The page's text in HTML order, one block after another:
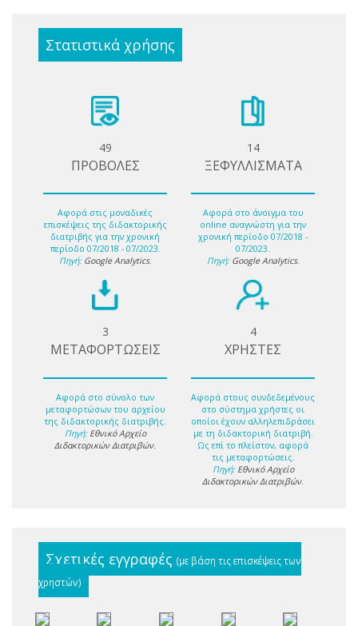
Στατιστικά χρήσης
49
ΠΡΟΒΟΛΕΣ
Αφορά στις μοναδικές
επισκέψεις της διδακτορικής
διατριβής για την χρονική
περίοδο 07/2018 - 07/2023.
Πηγή: Google Analytics.
14
ΞΕΦΥΛΛΙΣΜΑΤΑ
Αφορά στο άνοιγμα του
online αναγνώστη για την
χρονική περίοδο 07/2018 -
07/2023.
Πηγή: Google Analytics.
3
ΜΕΤΑΦΟΡΤΩΣΕΙΣ
Αφορά στο σύνολο των
μεταφορτώσων του αρχείου
της διδακτορικής διατριβής.
Πηγή: Εθνικό Αρχείο
Διδακτορικών Διατριβών.
4
ΧΡΗΣΤΕΣ
Αφορά στους συνδεδεμένους
στο σύστημα χρήστες οι
οποίοι έχουν αλληλεπιδράσει
με τη διδακτορική διατριβή.
Ως επί το πλείστον, αφορά
τις μεταφορτώσεις.
Πηγή: Εθνικό Αρχείο
Διδακτορικών Διατριβών.
Σχετικές εγγραφές (με βάση τις επισκέψεις των
χρηστών)